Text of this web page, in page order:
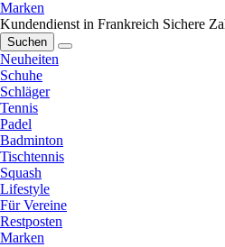
Marken
Kundendienst in Frankreich Sichere
Suchen
Neuheiten
Schuhe
Schläger
Tennis
Padel
Badminton
Tischtennis
Squash
Lifestyle
Für Vereine
Restposten
Marken